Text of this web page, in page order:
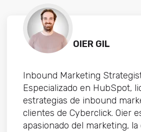
OIER GIL
Inbound Marketing
Especializado en HubSpot,
estrategias de inbound
clientes de Cyberclick. Oier
apasionado del marketing,